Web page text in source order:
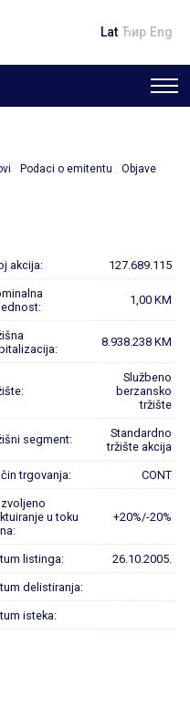
Lat Ћир Eng
Podaci o emitentu Objave
akcija: 127.689.115
1,00 KM
8.938.238 KM
Službeno
berzansko
tržište
segment:
Standardno
tržište akcija
trgovanja: CONT
u toku
+20%/-20%
listinga: 26.10.2005.
delistiranja:
isteka: